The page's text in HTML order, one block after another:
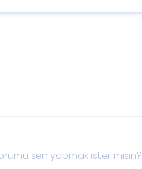
sen yapmak ister misin?